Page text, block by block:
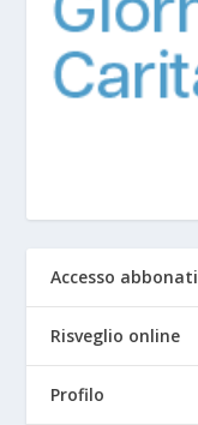
Accesso abbonati
Risveglio online
Profilo